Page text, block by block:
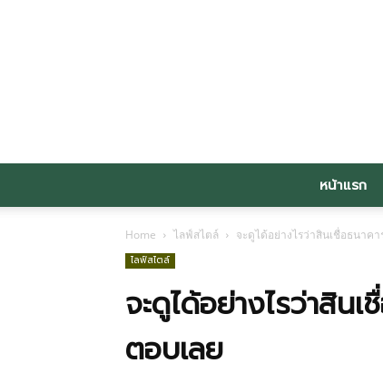
หน้าแรก
Home ไลฟ์สไตล์ จะดูได้อย่างไรว่าสินเชื่อธนาค
ไลฟ์สไตล์
จะดูได้อย่างไรว่าสิน
ตอบเลย